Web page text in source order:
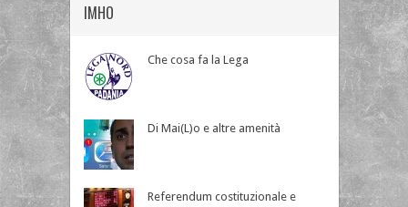
IMHO
Che cosa fa la Lega
Di Mai(L)o e altre amenità
Referendum costituzionale e